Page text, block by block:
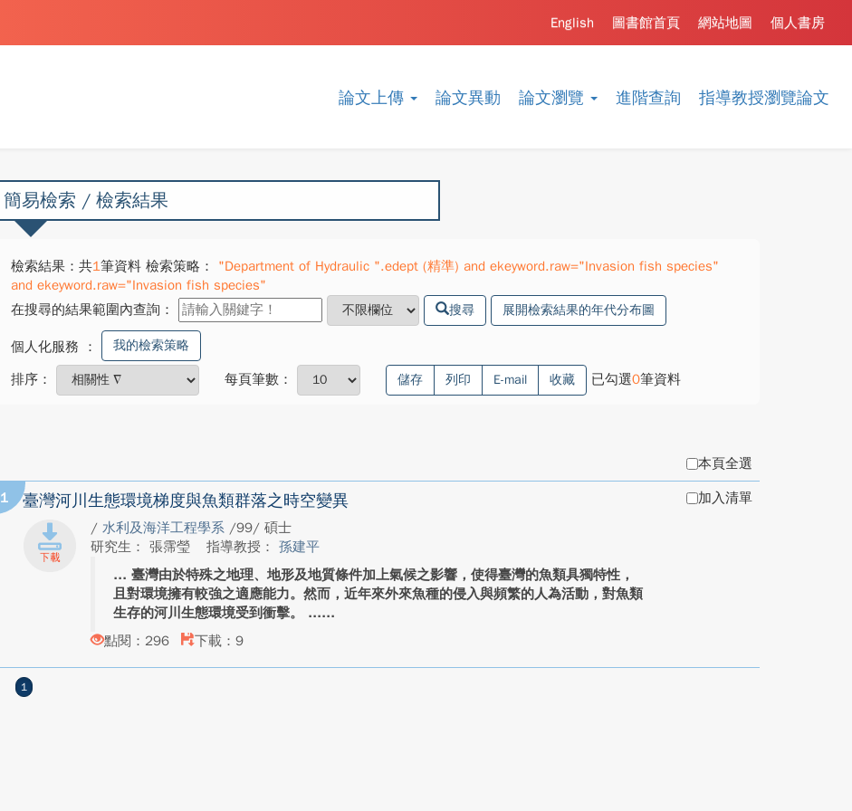
論文上傳 論文異動 論文瀏覽 進階查詢 指導教授瀏覽論文
個人書房
網站地圖
圖書館首頁
English
簡易檢索 / 檢索結果
檢索結果：共1筆資料 檢索策略：
"Department of Hydraulic ".edept (精準) and ekeyword.raw="Invasion fish species"
and ekeyword.raw="Invasion fish species"
在搜尋的結果範圍內查詢：
搜尋 展開檢索結果的年代分布圖
個人化服務 ： 我的檢索策略
排序： 每頁筆數： 儲存 列印 E-mail 收藏 已勾選0筆資料
本頁全選
1 臺灣河川生態環境梯度與魚類群落之時空變異
/ 水利及海洋工程學系 /99/ 碩士
研究生： 張霈瑩
指導教授： 孫建平
臺灣由於特殊之地理、地形及地質條件加上氣候之影響，使得臺灣的魚類具獨特性，
且對環境擁有較強之適應能力。然而，近年來外來魚種的侵入與頻繁的人為活動，對魚類
生存的河川生態環境受到衝擊。 ...
點閱：296
下載：9
加入清單
1